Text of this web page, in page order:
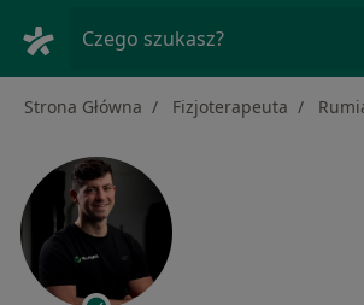
Czego szukasz?
Strona Główna Fizjoterapeuta